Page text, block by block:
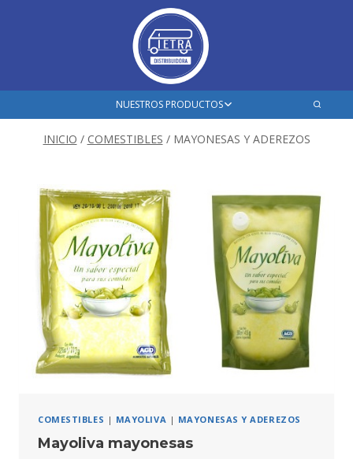
NUESTROS PRODUCTOS
el
menú
INICIO / COMESTIBLES / MAYONESAS Y ADEREZOS
COMESTIBLES | MAYOLIVA | MAYONESAS Y ADEREZOS
Mayoliva mayonesas